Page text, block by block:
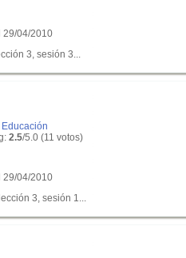
29/04/2010
3, sesión 3...
Educación
2.5/5.0 (11 votos)
29/04/2010
3, sesión 1...